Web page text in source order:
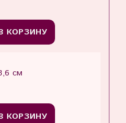
КОРЗИНУ
см
КОРЗИНУ